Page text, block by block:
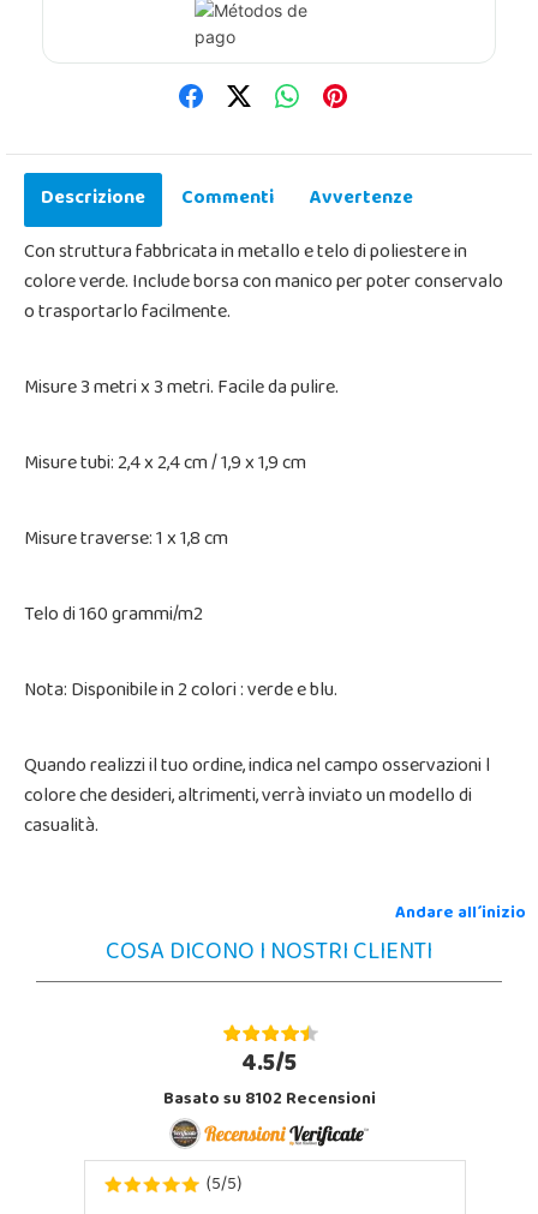
Descrizione Commenti
Avvertenze
Con struttura fabbricata in metallo e telo di poliestere in
colore verde. Include borsa con manico per poter conservalo
o trasportarlo facilmente.
Misure 3 metri x 3 metri. Facile da pulire.
Misure tubi: 2,4 x 2,4 cm / 1,9 x 1,9 cm
Misure traverse: 1 x 1,8 cm
Telo di 160 grammi/m2
Nota: Disponibile in 2 colori : verde e blu.
Quando realizzi il tuo ordine, indica nel campo osservazioni l
colore che desideri, altrimenti, verrà inviato un modello di
casualità.
Andare all´inizio
COSA DICONO I NOSTRI CLIENTI
4.5/5
Basato su 8102 Recensioni
(5/5)